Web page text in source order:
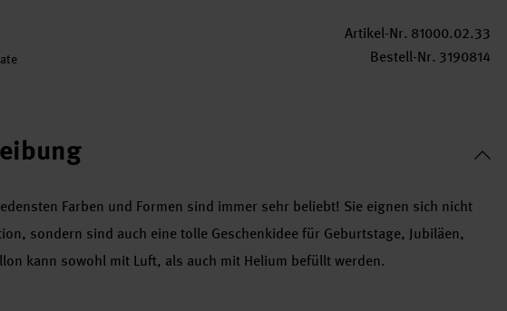
Artikel-Nr. 81000.02.33
Bestell-Nr. 3190814
Farben und Formen sind immer sehr beliebt! Sie eignen sich nicht
sondern sind auch eine tolle Geschenkidee für Geburtstage, Jubiläen,
kann sowohl mit Luft, als auch mit Helium befüllt werden.